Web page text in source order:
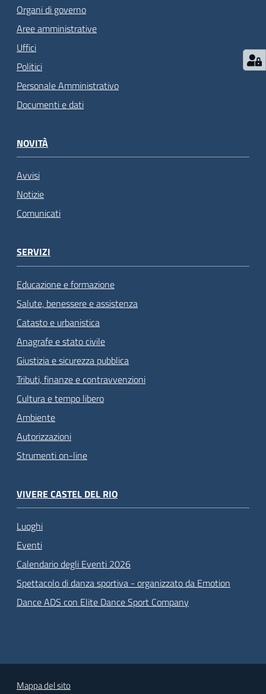
Organi di governo
Aree amministrative
Uffici
Politici
Personale Amministrativo
Documenti e dati
NOVITÀ
Avvisi
Notizie
Comunicati
SERVIZI
Educazione e formazione
Salute, benessere e assistenza
Catasto e urbanistica
Anagrafe e stato civile
Giustizia e sicurezza pubblica
Tributi, finanze e contravvenzioni
Cultura e tempo libero
Ambiente
Autorizzazioni
Strumenti on-line
VIVERE CASTEL DEL RIO
Luoghi
Eventi
Calendario degli Eventi 2026
Spettacolo di danza sportiva - organizzato da Emotion
Dance ADS con Elite Dance Sport Company
Mappa del sito